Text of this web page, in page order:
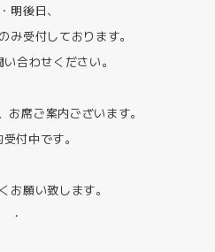
明後日、
み受付しております。
合わせください。
席ご案内ございます。
付中です。
お願い致します。
・